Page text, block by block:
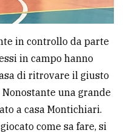
in controllo da parte
in campo hanno
di ritrovare il giusto
una grande
a casa Montichiari.
come sa fare, si